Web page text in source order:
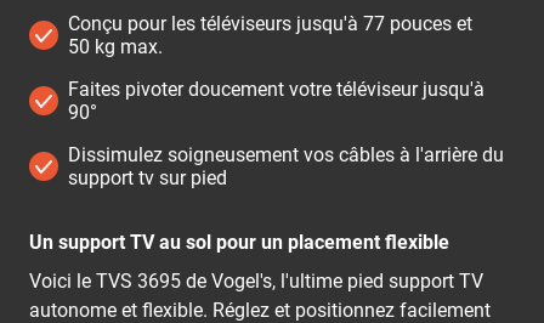
Conçu pour les téléviseurs jusqu'à 77 pouces et
50 kg max.
Faites pivoter doucement votre téléviseur jusqu'à
90°
Dissimulez soigneusement vos câbles à l'arrière du
support tv sur pied
Un support TV au sol pour un placement flexible
Voici le TVS 3695 de Vogel's, l'ultime pied support TV
autonome et flexible. Réglez et positionnez facilement